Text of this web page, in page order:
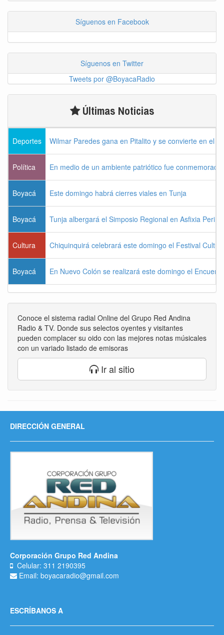
Síguenos en Facebook
Síguenos en Twitter
Tweets por @BoyacaRadio
Últimas Noticias
Deportes Wilmar Paredes gana en Pitalito y se convierte en el
Política En medio de un ambiente patriótico fue
Boyacá Este domingo habrá cierres viales en Tunja
Boyacá Tunja albergará el Simposio Regional en Asfixia
Cultura Chiquinquirá celebrará este domingo el Festival
Boyacá En Nuevo Colón se realizará este domingo el
Conoce el sistema radial Online del Grupo Red Andina
Radio & TV. Donde sus selectos oyentes y visitantes
pueden complacer su oido con las mejores notas músicales
con un variado listado de emisoras
Ir al sitio
DIRECCIÓN GENERAL
Corporación Grupo Red Andina
Celular: 311 2190395
Email: boyacaradio@gmail.com
ESCRÍBANOS A